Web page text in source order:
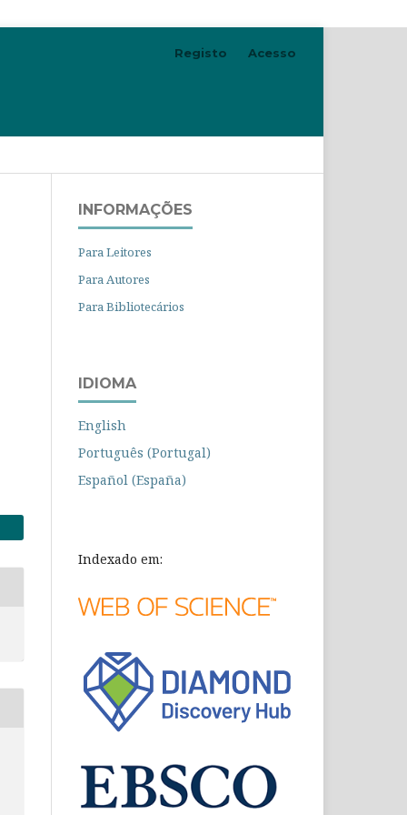
Registo Acesso
INFORMAÇÕES
Para Leitores
Para Autores
Para Bibliotecários
IDIOMA
English
Português (Portugal)
Español (España)
Indexado em: